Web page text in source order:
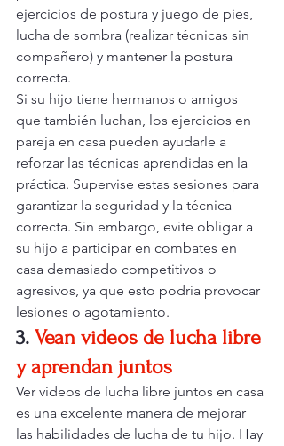
ejercicios de postura y juego de pies,
lucha de sombra (realizar técnicas sin
compañero) y mantener la postura
correcta.
Si su hijo tiene hermanos o amigos
que también luchan, los ejercicios en
pareja en casa pueden ayudarle a
reforzar las técnicas aprendidas en la
práctica. Supervise estas sesiones para
garantizar la seguridad y la técnica
correcta. Sin embargo, evite obligar a
su hijo a participar en combates en
casa demasiado competitivos o
agresivos, ya que esto podría provocar
lesiones o agotamiento.
3. Vean videos de lucha libre
y aprendan juntos
Ver videos de lucha libre juntos en casa
es una excelente manera de mejorar
las habilidades de lucha de tu hijo. Hay